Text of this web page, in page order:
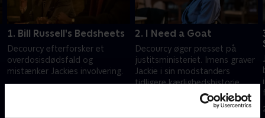
1. Bill Russell's Bedsheets
Decourcy efterforsker et
overdosisdødsfald og
mistænker Jackies involvering.
2. I Need a Goat
Decourcy øger presset på
justitsministeriet. Imens graver
Jackie i sin modstanders
tidligere kærlighedshistorie.
Siobhan planlægger at starte
29. marts 2022 • 55 min